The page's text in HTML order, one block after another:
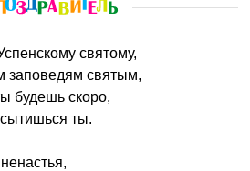
святому,
заповедям святым,
будешь скоро,
ты.